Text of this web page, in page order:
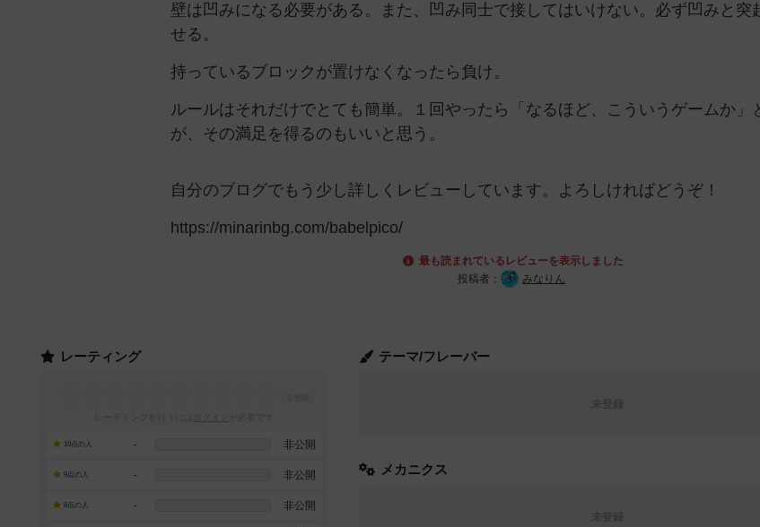
壁は凹みになる必要がある。また、凹み同士で接してはいけない。必ず凹みと突
せる。
持っているブロックが置けなくなったら負け。
ルールはそれだけでとても簡単。１回やったら「なるほど、こういうゲームか」
が、その満足を得るのもいいと思う。
自分のブログでもう少し詳しくレビューしています。よろしければどうぞ！
https://minarinbg.com/babelpico/
最も読まれているレビューを表示しました
投稿者：
みなりん
テーマ/フレーバー
メカニクス
レーティング
10点の人 - 非公開
9点の人 - 非公開
8点の人 - 非公開